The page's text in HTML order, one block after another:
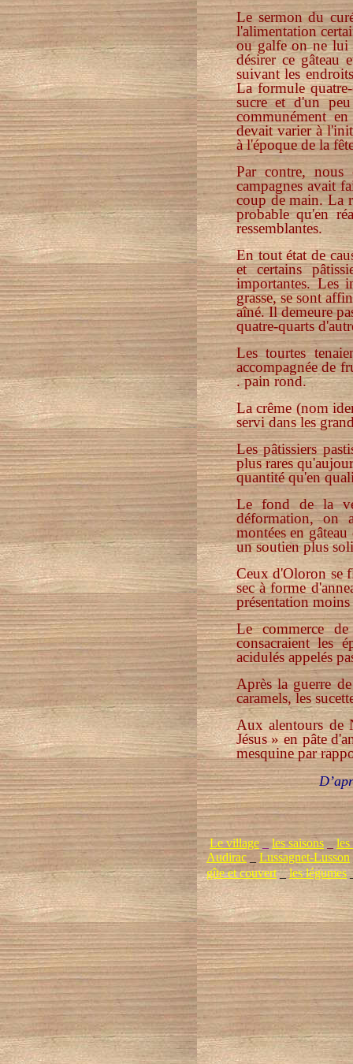
Le sermon du
l'alimentation
ou galfe on ne lui
désirer ce gâteau
suivant les
La formule
sucre et d'un
communément
devait varier à
à l'époque de la
Par contre, nous
campagnes avait
coup de main. La
probable qu'en
ressemblantes.
En tout état de
et certains
importantes. Les
grasse, se sont
aîné. Il demeure
quatre-quarts
Les tourtes
accompagnée de
. pain rond.
La crême (nom
servi dans les
Les pâtissiers
plus rares
quantité qu'en
Le fond de la
déformation, on
montées en
un soutien plus
Ceux d'Oloron se
sec à forme
présentation
Le commerce
consacraient les
acidulés appelés
Après la guerre
caramels, les
Aux alentours de
Jésus » en pâte
mesquine par
Le village _ les saisons_les
Audirac
Lussagnet-Lusson
gîte et couvert_les légumes